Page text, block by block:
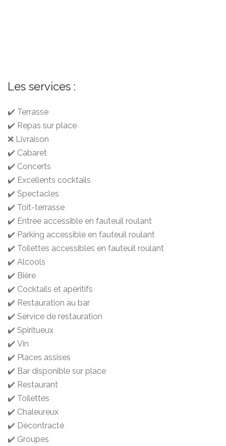
Les services :
✔️ Terrasse
✔️ Repas sur place
❌ Livraison
✔️ Cabaret
✔️ Concerts
✔️ Excellents cocktails
✔️ Spectacles
✔️ Toit-terrasse
✔️ Entrée accessible en fauteuil roulant
✔️ Parking accessible en fauteuil roulant
✔️ Toilettes accessibles en fauteuil roulant
✔️ Alcools
✔️ Bière
✔️ Cocktails et apéritifs
✔️ Restauration au bar
✔️ Service de restauration
✔️ Spiritueux
✔️ Vin
✔️ Places assises
✔️ Bar disponible sur place
✔️ Restaurant
✔️ Toilettes
✔️ Chaleureux
✔️ Décontracté
✔️ Groupes